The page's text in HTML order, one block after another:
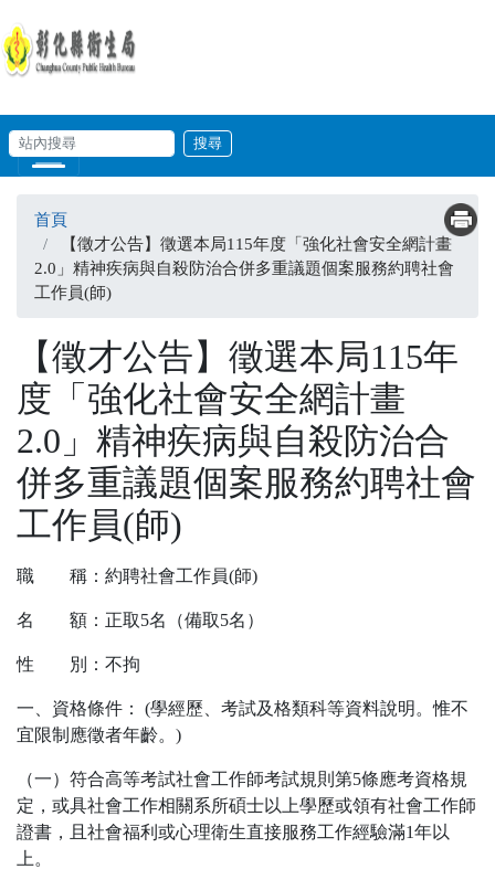
站內搜尋
輸入關鍵字
首頁
【徵才公告】徵選本局115年度「強化社會安全網計畫
2.0」精神疾病與自殺防治合併多重議題個案服務約聘社會
工作員(師)
【徵才公告】徵選本局115年
度「強化社會安全網計畫
2.0」精神疾病與自殺防治合
併多重議題個案服務約聘社會
工作員(師)
職 稱：約聘社會工作員(師)
名 額：正取5名（備取5名）
性 別：不拘
一、資格條件： (學經歷、考試及格類科等資料說明。惟不
宜限制應徵者年齡。)
（一）符合高等考試社會工作師考試規則第5條應考資格規
定，或具社會工作相關系所碩士以上學歷或領有社會工作師
證書，且社會福利或心理衛生直接服務工作經驗滿1年以
上。